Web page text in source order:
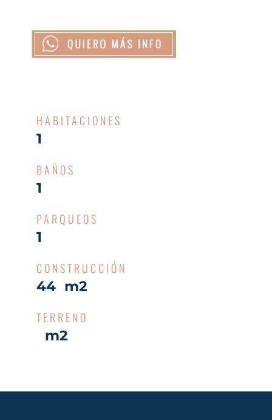
HABITACIONES
1
BAÑOS
1
PARQUEOS
1
CONSTRUCCIÓN
44 m2
TERRENO
m2